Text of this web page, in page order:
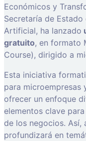
Económicos y
Secretaría de
Artificial, ha lanzado
gratuito, en formato
Course), dirigido a
Esta iniciativa
para microempresas
ofrecer un enfoque
elementos clave
de los negocios. Así,
profundizará en